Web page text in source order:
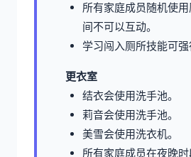
所有家庭成员随机使
间不可以互动。
学习闯入厕所技能可强
更衣室
结衣会使用洗手池。
莉音会使用洗手池。
美雪会使用洗衣机。
所有家庭成员在夜晚